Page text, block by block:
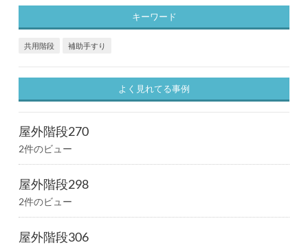
キーワード
共用階段 補助手すり
よく見れてる事例
屋外階段270
2件のビュー
屋外階段298
2件のビュー
屋外階段306